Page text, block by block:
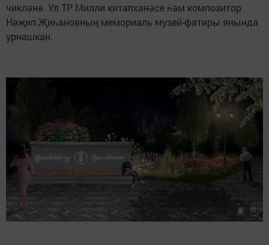
чикләнә. Ул ТР Милли китапханәсе һәм композитор
Нәҗип Җиһановның мемориаль музей-фатиры янында
урнашкан.